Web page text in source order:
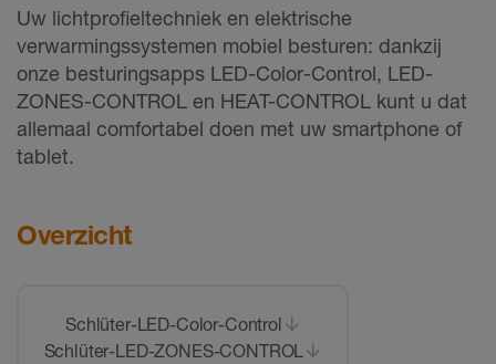
Uw lichtprofieltechniek en elektrische
verwarmingssystemen mobiel besturen: dankzij
onze besturingsapps LED-Color-Control, LED-
ZONES-CONTROL en HEAT-CONTROL kunt u dat
allemaal comfortabel doen met uw smartphone of
tablet.
Overzicht
Schlüter-LED-Color-Control
Schlüter-LED-ZONES-CONTROL